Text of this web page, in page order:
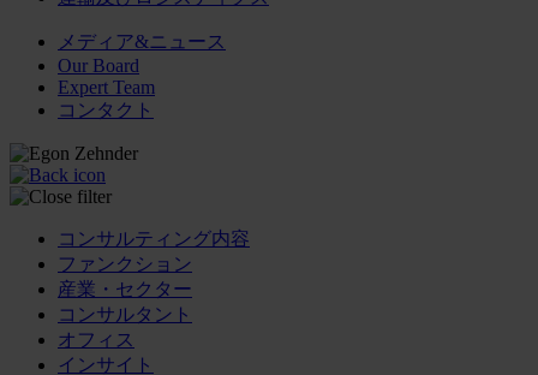
メディア&ニュース
Our Board
Expert Team
コンタクト
コンサルティング内容
ファンクション
産業・セクター
コンサルタント
オフィス
インサイト